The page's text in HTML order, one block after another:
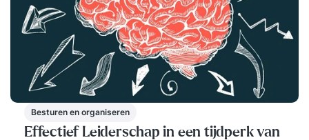
Besturen en organiseren
Effectief Leiderschap in een tijdperk van